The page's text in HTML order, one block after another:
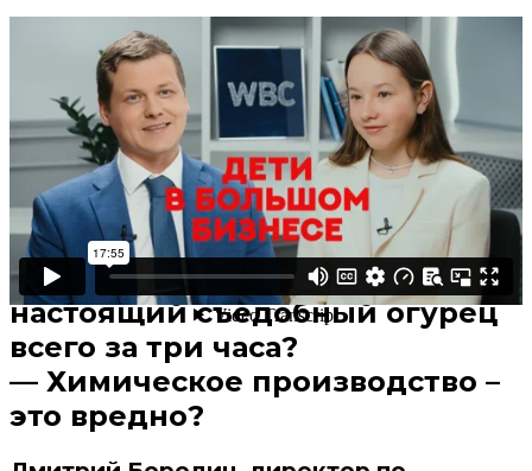
Поделиться
В избранное
Смотреть позже
— Как и из чего производят
минеральные удобрения?
— Можно ли с помощью
удобрений вырастить
настоящий съедобный огурец
всего за три часа?
— Химическое производство –
это вредно?